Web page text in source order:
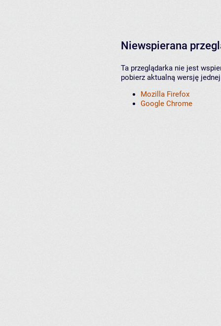
Niewspierana
Ta przeglądarka nie jest
pobierz aktualną wersję
Mozilla Firefox
Google Chrome